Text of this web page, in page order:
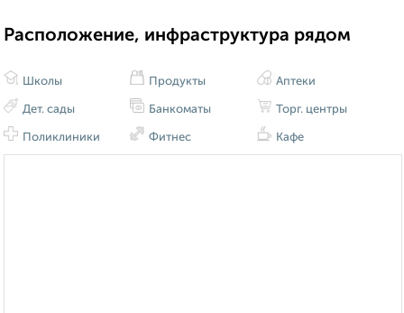
Расположение, инфраструктура рядом
Школы
Дет. сады
Поликлиники
Продукты
Банкоматы
Фитнес
Аптеки
Торг. центры
Кафе